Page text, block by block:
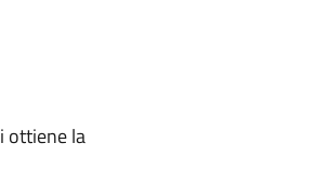
ottiene la